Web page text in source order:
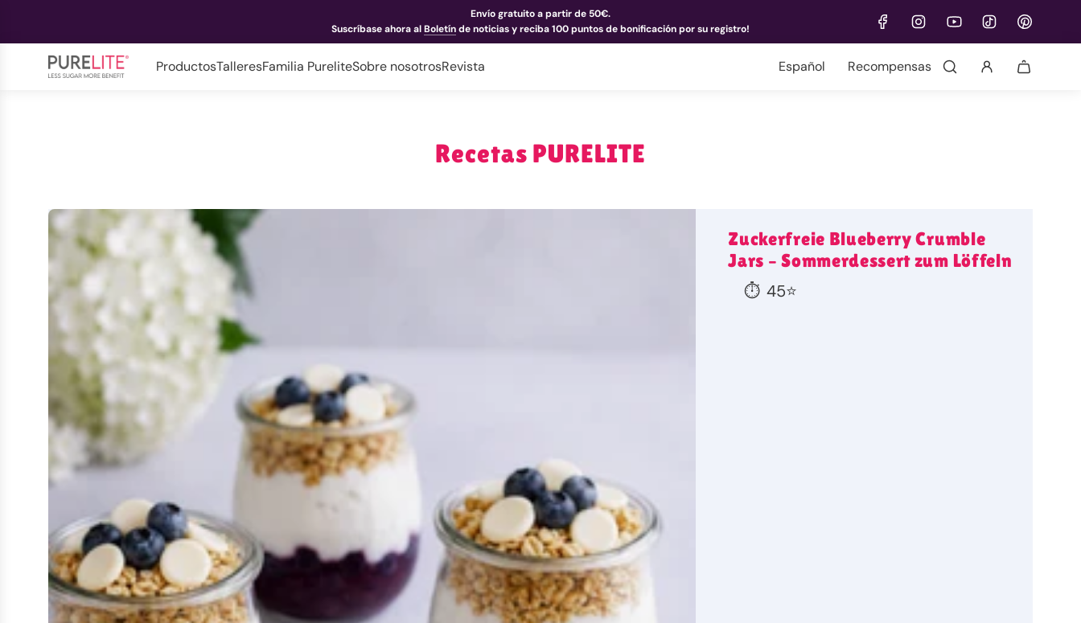
Envío gratuito a partir de 50€.
Suscríbase ahora alBoletínde noticias y reciba 100 puntos de bonificación por su registro!
ProductosTalleresFamilia PureliteSobre nosotrosRevista IdiomaRecompensas
Recetas PURELITE
Zuckerfreie Blueberry Crumble
Jars – Sommerdessert zum Löffeln
⏱️ 45⭐